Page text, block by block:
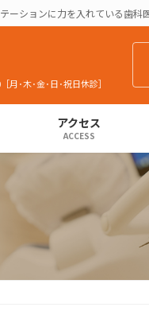
ションに力を入れている歯科医
月･木･金･日･祝日休診］
アクセス
ACCESS